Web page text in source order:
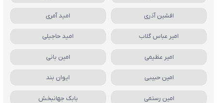
افشین آذری امید آمری
امیر عباس گلاب امید حاجیلی
امیر عظیمی امین بانی
امین حبیبی ایوان بند
امین رستمی بابک جهانبخش